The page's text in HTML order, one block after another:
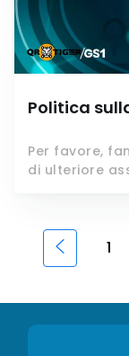
Politica
Per favore,
di ulteriore
1